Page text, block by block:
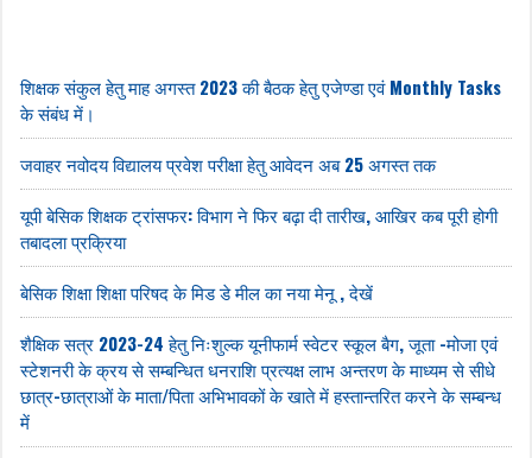
शिक्षक संकुल हेतु माह अगस्त 2023 की बैठक हेतु एजेण्डा एवं Monthly Tasks
के संबंध में।
जवाहर नवोदय विद्यालय प्रवेश परीक्षा हेतु आवेदन अब 25 अगस्त तक
यूपी बेसिक शिक्षक ट्रांसफर: विभाग ने फिर बढ़ा दी तारीख, आखिर कब पूरी होगी
तबादला प्रक्रिया
बेसिक शिक्षा शिक्षा परिषद के मिड डे मील का नया मेनू , देखें
शैक्षिक सत्र 2023-24 हेतु निःशुल्क यूनीफार्म स्वेटर स्कूल बैग, जूता -मोजा एवं
स्टेशनरी के क्रय से सम्बन्धित धनराशि प्रत्यक्ष लाभ अन्तरण के माध्यम से सीधे
छात्र-छात्राओं के माता/पिता अभिभावकों के खाते में हस्तान्तरित करने के सम्बन्ध
में